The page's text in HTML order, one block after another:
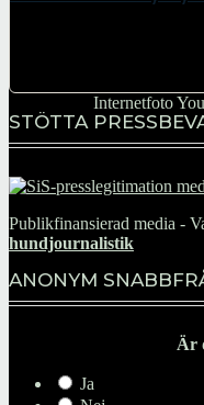
Internetfoto
STÖTTA
Publikfinansierad media -
hundjournalistik
ANONYM
Är
Ja